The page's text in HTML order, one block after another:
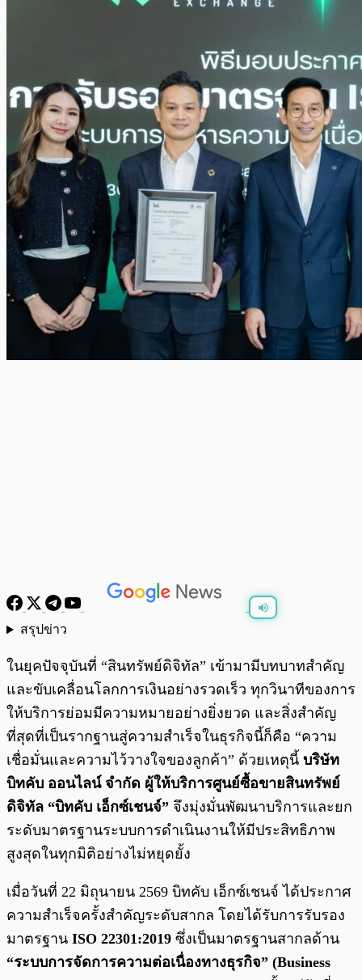
สรุปข่าว
ในยุคปัจจุบันที่ “สินทรัพย์ดิจิทัล” เข้ามามีบทบาทสำคัญ
และขับเคลื่อนโลกการเงินอย่างรวดเร็ว ทุกวินาทีของการ
ให้บริการย่อมมีความหมายอย่างยิ่งยวด และสิ่งสำคัญ
ที่สุดที่เป็นรากฐานสู่ความสำเร็จในธุรกิจนี้ก็คือ “ความ
เชื่อมั่นและความไว้วางใจของลูกค้า” ด้วยเหตุนี้ บริษัท
บิทคับ ออนไลน์ จำกัด ผู้ให้บริการศูนย์ซื้อขายสินทรัพย์
ดิจิทัล “บิทคับ เอ็กซ์เชนจ์” จึงมุ่งมั่นพัฒนาบริการและยก
ระดับมาตรฐานระบบการดำเนินงานให้มีประสิทธิภาพ
สูงสุดในทุกมิติอย่างไม่หยุดยั้ง
เมื่อวันที่ 22 มิถุนายน 2569 บิทคับ เอ็กซ์เชนจ์ ได้ประกาศ
ความสำเร็จครั้งสำคัญระดับสากล โดยได้รับการรับรอง
มาตรฐาน ISO 22301:2019 ซึ่งเป็นมาตรฐานสากลด้าน
“ระบบการจัดการความต่อเนื่องทางธุรกิจ” (Business